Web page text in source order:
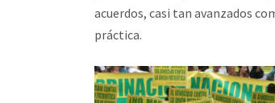
acuerdos, casi tan avanzados
práctica.